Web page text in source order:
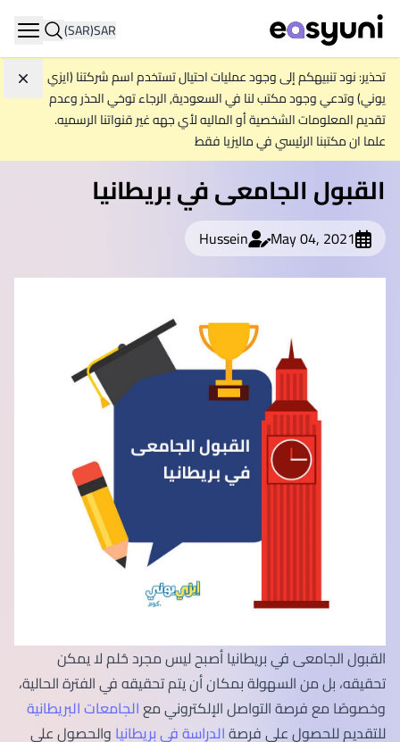
SAR
(SAR)
تحذير: نود تنبيهكم إلى وجود عمليات احتيال تستخدم اسم شركتنا (ايزي
يوني) وتدعي وجود مكتب لنا في السعودية, الرجاء توخي الحذر وعدم
تقديم المعلومات الشخصية أو الماليه لأي جهه غير قنواتنا الرسميه.
علما ان مكتبنا الرئيسي في ماليزيا فقط
القبول الجامعى في بريطانيا
May 04, 2021
Hussein
القبول الجامعى في بريطانيا أصبح ليس مجرد حُلم لا يمكن
تحقيقه، بل من السهولة بمكان أن يتم تحقيقه في الفترة الحالية،
وخصوصًا مع فرصة التواصل الإلكتروني معالجامعات البريطانية
للتقديم للحصول على فرصةالدراسة في بريطانيا والحصول على